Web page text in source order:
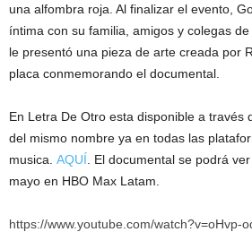
una alfombra roja. Al finalizar el evento,
íntima con su familia, amigos y colegas
le presentó una pieza de arte creada por
placa conmemorando el documental.
En Letra De Otro esta disponible a través
del mismo nombre ya en todas las
musica. AQUÍ . El documental se podrá
mayo en HBO Max Latam.
https://www.youtube.com/watch?v=oHvp-